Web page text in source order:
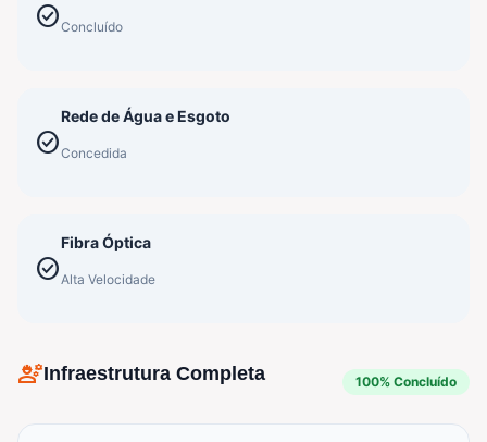
check_circleConcluído
check_circle
Rede de Água e Esgoto
Concedida
check_circle
Fibra Óptica
Alta Velocidade
engineeringInfraestrutura Completa 100% Concluído